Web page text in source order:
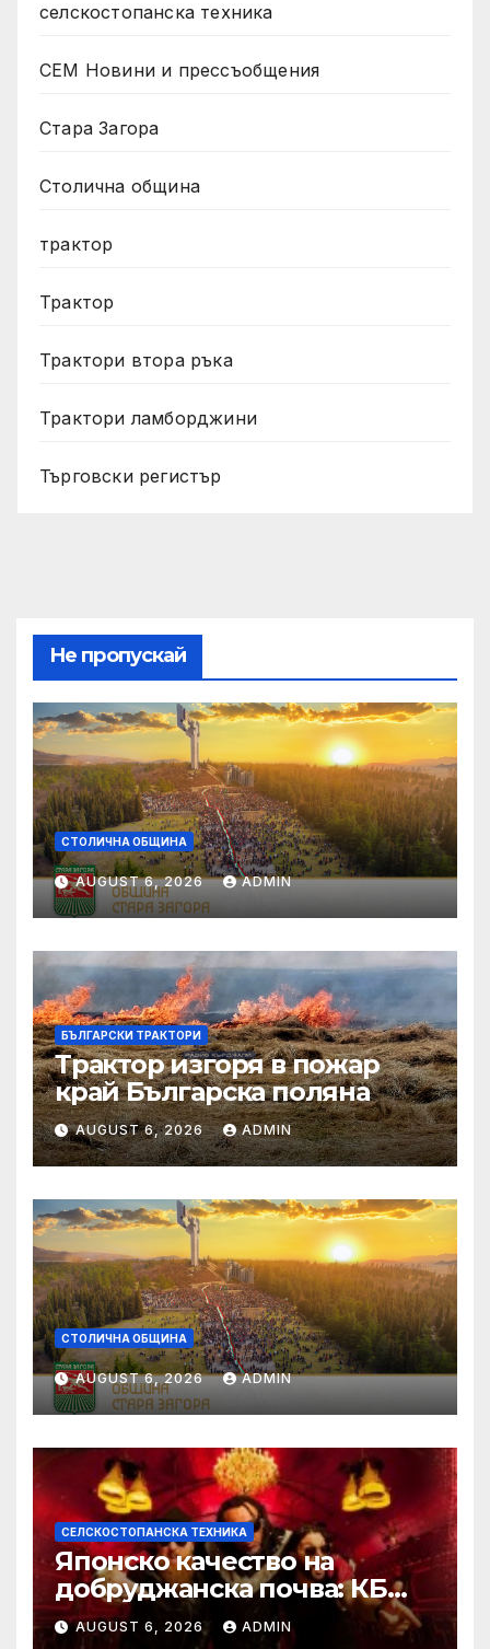
селскостопанска техника
СЕМ Новини и прессъобщения
Стара Загора
Столична община
трактор
Трактор
Трактори втора ръка
Трактори ламборджини
Търговски регистър
Не пропускай
СТОЛИЧНА ОБЩИНА
AUGUST 6, 2026 ADMIN
БЪЛГАРСКИ ТРАКТОРИ
Трактор изгоря в пожар
край Българска поляна
AUGUST 6, 2026 ADMIN
СТОЛИЧНА ОБЩИНА
AUGUST 6, 2026 ADMIN
СЕЛСКОСТОПАНСКА ТЕХНИКА
Японско качество на
добруджанска почва: КБ
Агротех представи
флагманите на Kubota на
AUGUST 6, 2026 ADMIN